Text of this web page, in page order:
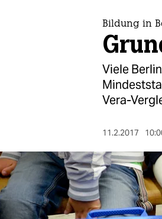
berlin
nord
wahrheit
Bildung in
Viele
Vera-
11.2.2017